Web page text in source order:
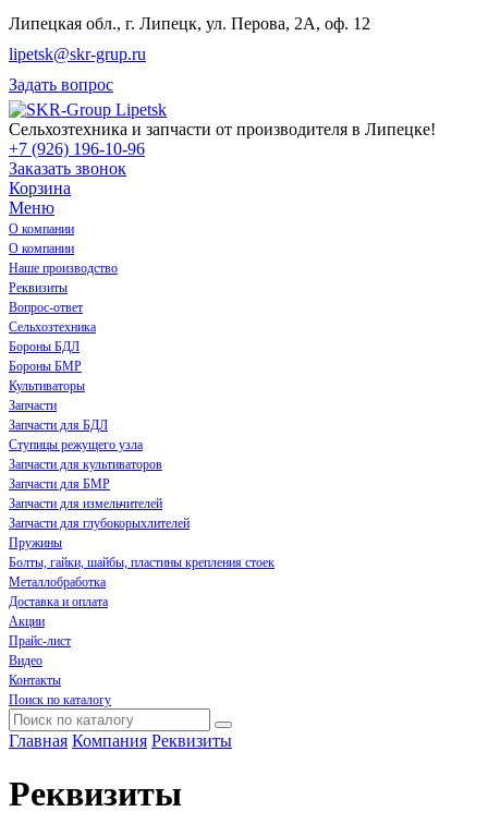
Липецкая обл., г. Липецк, ул. Перова, 2А, оф. 12
lipetsk@skr-grup.ru
Задать вопрос
Сельхозтехника и запчасти от производителя в Липецке!
+7 (926) 196-10-96
Заказать звонок
Корзина
Меню
О компании
О компании
Наше производство
Реквизиты
Вопрос-ответ
Сельхозтехника
Бороны БДЛ
Бороны БМР
Культиваторы
Запчасти
Запчасти для БДЛ
Ступицы режущего узла
Запчасти для культиваторов
Запчасти для БМР
Запчасти для измельчителей
Запчасти для глубокорыхлителей
Пружины
Болты, гайки, шайбы, пластины крепления стоек
Металлобработка
Доставка и оплата
Акции
Прайс-лист
Видео
Контакты
Поиск по каталогу
Главная Компания Реквизиты
Реквизиты